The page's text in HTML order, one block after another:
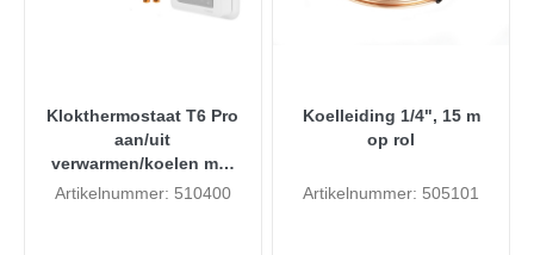
Klokthermostaat T6 Pro
aan/uit
verwarmen/koelen met
MIT-schakelaar (2
Artikelnummer: 510400
Koelleiding 1/4", 15 m
op rol
Artikelnummer: 505101